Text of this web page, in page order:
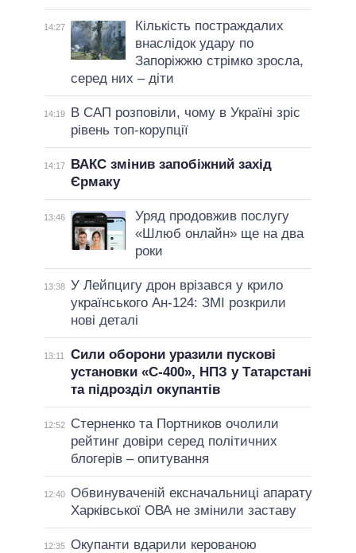
14:27
Кількість постраждалих
внаслідок удару по
Запоріжжю стрімко зросла,
серед них – діти
14:19
В САП розповіли, чому в Україні зріс
рівень топ-корупції
14:17
ВАКС змінив запобіжний захід
Єрмаку
13:46
Уряд продовжив послугу
«Шлюб онлайн» ще на два
роки
13:38 У Лейпцигу дрон врізався у крило
українського Ан-124: ЗМІ розкрили
нові деталі
13:11
Сили оборони уразили пускові
установки «С-400», НПЗ у Татарстані
та підрозділ окупантів
12:52
Стерненко та Портников очолили
рейтинг довіри серед політичних
блогерів – опитування
12:40 Обвинуваченій ексначальниці апарату
Харківської ОВА не змінили заставу
12:35 Окупанти вдарили керованою